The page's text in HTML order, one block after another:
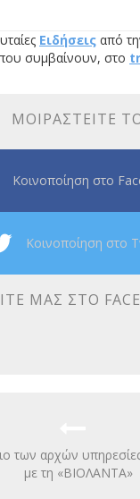
Ειδήσεις από
συμβαίνουν, στο
ΜΟΙΡΑΣΤΕΊΤΕ
Κοινοποίηση στο
Κοινοποίηση στο
ΜΑΣ ΣΤΟ
των αρχών
με τη «ΒΙΟΛΑΝΤΑ»